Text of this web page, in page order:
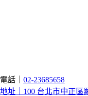
電話｜ 02-23685658
地址｜100 台北市中正區